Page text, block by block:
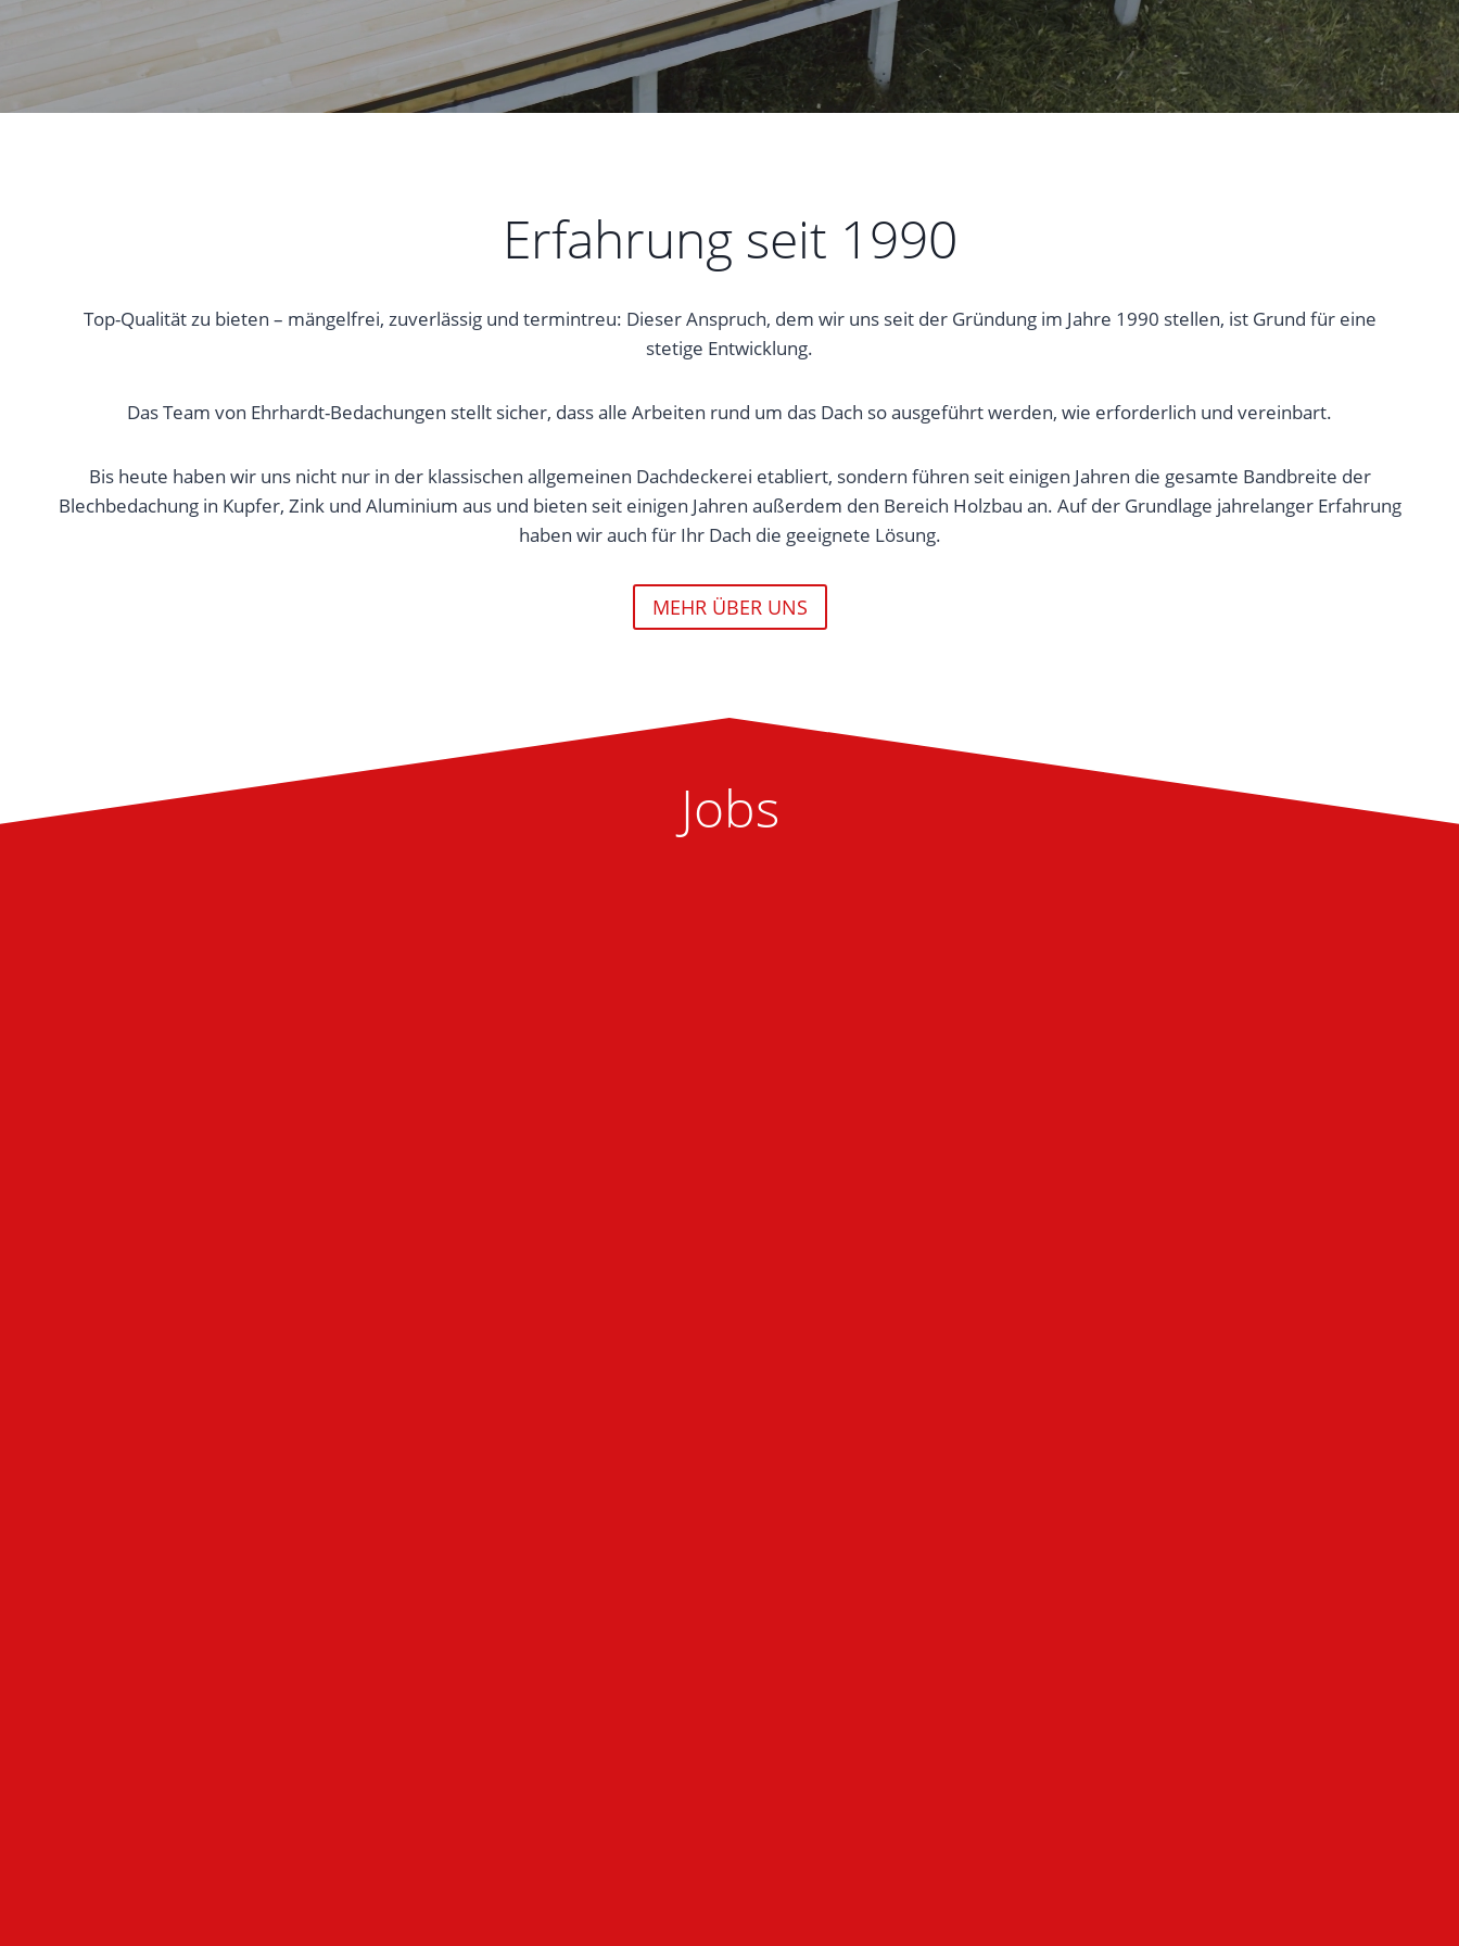
Erfahrung seit 1990
Top-Qualität zu bieten – mängelfrei, zuverlässig und termintreu: Dieser Anspruch, dem wir uns seit der Gründung im Jahre 1990 stellen, ist Grund für eine
stetige Entwicklung.
Das Team von Ehrhardt-Bedachungen stellt sicher, dass alle Arbeiten rund um das Dach so ausgeführt werden, wie erforderlich und vereinbart.
Bis heute haben wir uns nicht nur in der klassischen allgemeinen Dachdeckerei etabliert, sondern führen seit einigen Jahren die gesamte Bandbreite der
Blechbedachung in Kupfer, Zink und Aluminium aus und bieten seit einigen Jahren außerdem den Bereich Holzbau an. Auf der Grundlage jahrelanger Erfahrung
haben wir auch für Ihr Dach die geeignete Lösung.
MEHR ÜBER UNS
Jobs